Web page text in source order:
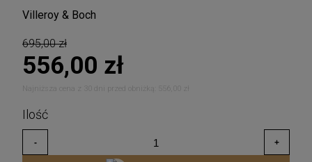
Villeroy & Boch
695,00 zł
556,00 zł
Najniższa cena z 30 dni przed obniżką: 556,00 zł